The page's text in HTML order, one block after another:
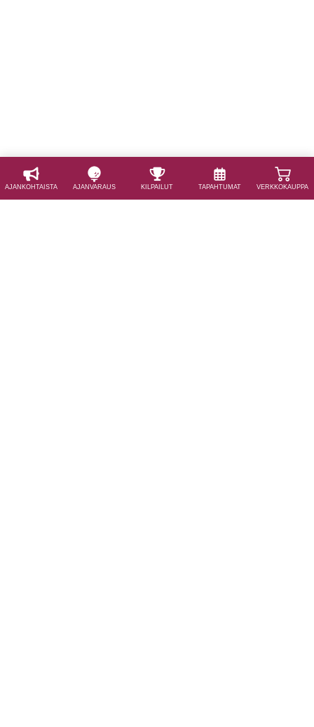
AJAN­KOHTAISTA AJAN­VARAUS KILPAILUT TAPAHTUMAT VERKKOKAUPPA